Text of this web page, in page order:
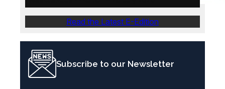
Read the Latest E-Edition
Subscribe to our Newsletter